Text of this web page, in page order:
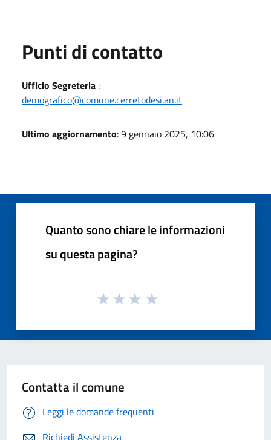
Punti di contatto
Ufficio Segreteria :
demografico@comune.cerretodesi.an.it
Ultimo aggiornamento: 9 gennaio 2025, 10:06
Quanto sono chiare le informazioni
su questa pagina?
Contatta il comune
Leggi le domande frequenti